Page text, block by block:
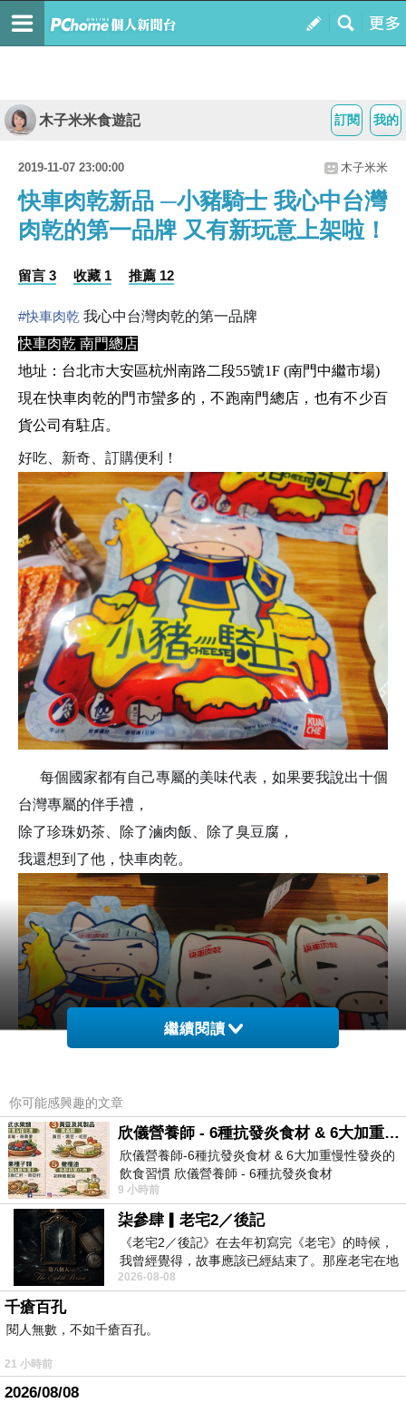
我的
訂閱
木子米米食遊記
2019-11-07 23:00:00 木子米米
快車肉乾新品 ─小豬騎士 我心中台灣
肉乾的第一品牌 又有新玩意上架啦！
留言 3 收藏 1 推薦 12
#快車肉乾 我心中台灣肉乾的第一品牌
快車肉乾 南門總店
地址：台北市大安區杭州南路二段55號1F (南門中繼市場)
現在快車肉乾的門市蠻多的，不跑南門總店，也有不少百
貨公司有駐店。
好吃、新奇、訂購便利！
每個國家都有自己專屬的美味代表，如果要我說出十個
台灣專屬的伴手禮，
除了珍珠奶茶、除了滷肉飯、除了臭豆腐，
我還想到了他，快車肉乾。
快車肉乾這個品牌已經認識快10年了，
第一次吃到他的杏仁豬肉脆紙，真的是驚為天人的好吃。
不誇張，當時的反應是眼睛為之一亮，
繼續閱讀
你可能感興趣的文章
欣儀營養師 - 6種抗發炎食材 & 6大加重慢性發炎的飲食習慣
欣儀營養師-6種抗發炎食材 & 6大加重慢性發炎的
飲食習慣 欣儀營養師 - 6種抗發炎食材
https://www.facebook.com/photo/?fbid=147
9 小時前
柒參肆▎老宅2／後記
《老宅2／後記》在去年初寫完《老宅》的時候，
我曾經覺得，故事應該已經結束了。那座老宅在地
震中倒塌，七個人終於離開那片黑暗，
2026-08-08
千瘡百孔
閱人無數，不如千瘡百孔。
21 小時前
2026/08/08